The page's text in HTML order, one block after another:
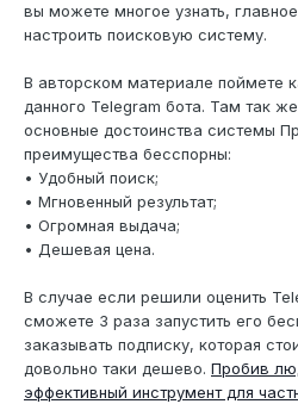
вы можете многое узнать,
настроить поисковую систему.
В авторском материале поймете
данного Telegram бота. Там так
основные достоинства системы
преимущества бесспорны:
• Удобный поиск;
• Мгновенный результат;
• Огромная выдача;
• Дешевая цена.
В случае если решили оценить
сможете 3 раза запустить его
заказывать подписку, которая
довольно таки дешево. Пробив
эффективный инструмент для